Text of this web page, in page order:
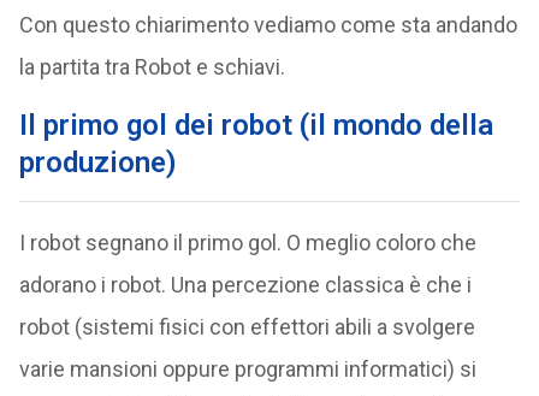
Con questo chiarimento vediamo come sta andando
la partita tra Robot e schiavi.
Il primo gol dei robot (il mondo della
produzione)
I robot segnano il primo gol. O meglio coloro che
adorano i robot. Una percezione classica è che i
robot (sistemi fisici con effettori abili a svolgere
varie mansioni oppure programmi informatici) si